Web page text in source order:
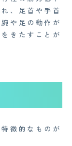
、足首や手首
や足の動作が
きたすことが
徴的なものが